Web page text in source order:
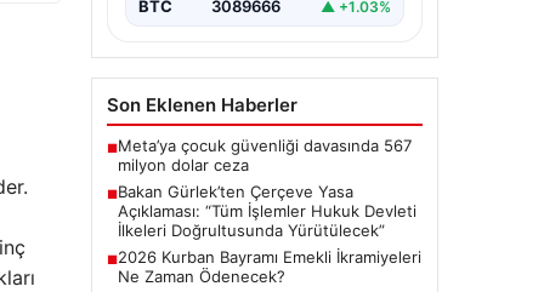
başlatacak çerçeve yasanın
BTC 3089666 ▲ +1.03%
Son Eklenen Haberler
■Meta’ya çocuk güvenliği davasında 567
milyon dolar ceza
■Bakan Gürlek’ten Çerçeve Yasa
Açıklaması: “Tüm İşlemler Hukuk Devleti
İlkeleri Doğrultusunda Yürütülecek”
■2026 Kurban Bayramı Emekli İkramiyeleri
Ne Zaman Ödenecek?